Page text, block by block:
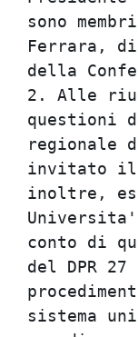
sono
Ferrara,
della
2. Alle
invitato
inoltre,
conto di
del DPR